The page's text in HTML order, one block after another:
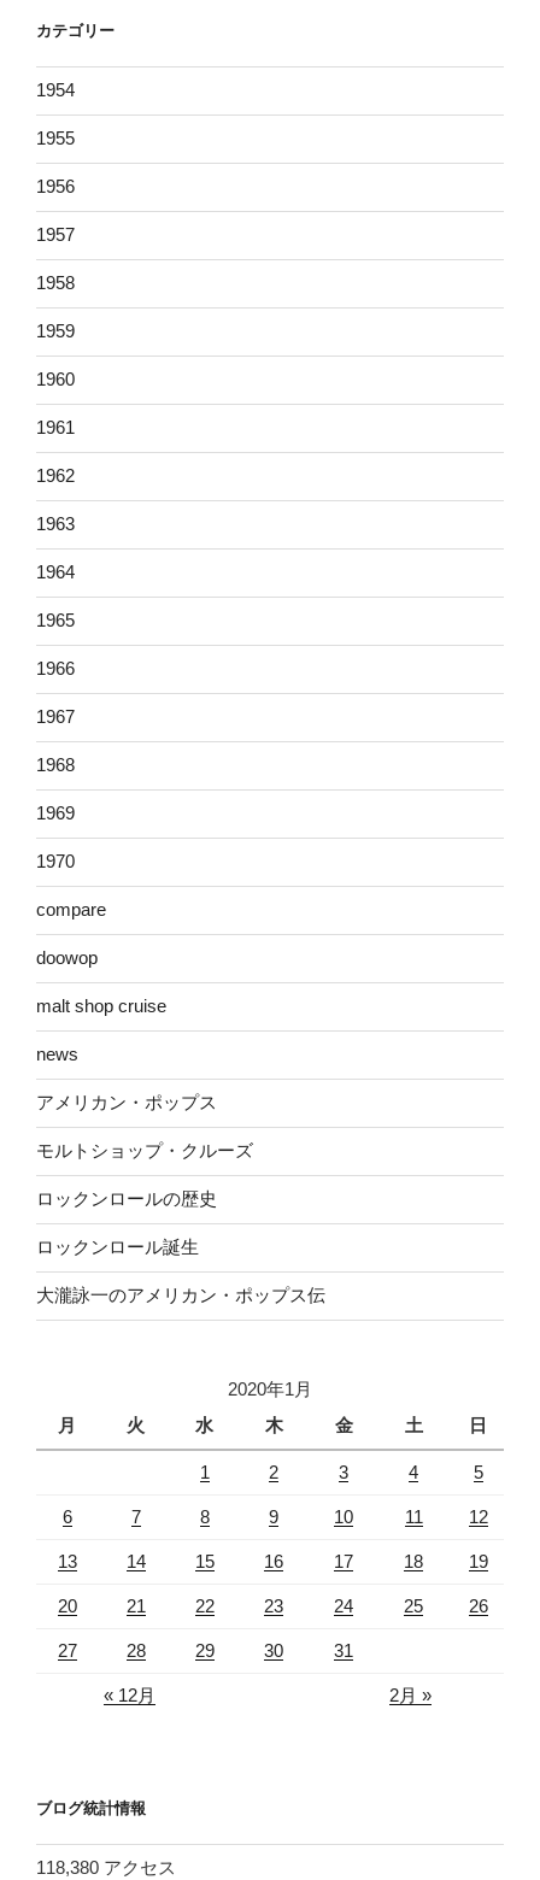
カテゴリー
1954
1955
1956
1957
1958
1959
1960
1961
1962
1963
1964
1965
1966
1967
1968
1969
1970
compare
doowop
malt shop cruise
news
アメリカン・ポップス
モルトショップ・クルーズ
ロックンロールの歴史
ロックンロール誕生
大瀧詠一のアメリカン・ポップス伝
2020年1月
月
火 水 木 金 土 日
1 2 3 4 5
6 7 8 9 10 11 12
13 14 15 16 17 18 19
20 21 22 23 24 25 26
27 28 29 30 31
« 12月 2月 »
ブログ統計情報
118,380 アクセス